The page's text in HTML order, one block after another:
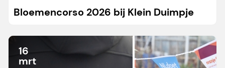
Bloemencorso 2026 bij Klein Duimpje
16
mrt